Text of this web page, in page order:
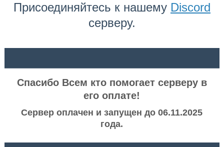
Присоединяйтесь к нашему Discord
серверу.
Спасибо Всем кто помогает серверу в
его оплате!
Сервер оплачен и запущен до 06.11.2025
года.